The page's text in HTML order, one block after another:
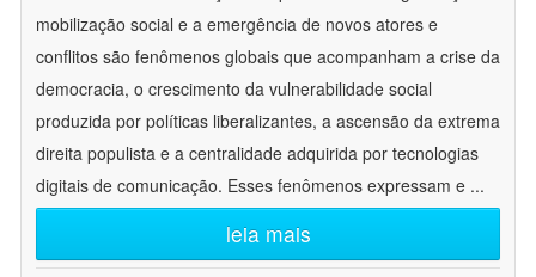
mobilização social e a emergência de novos atores e
conflitos são fenômenos globais que acompanham a crise da
democracia, o crescimento da vulnerabilidade social
produzida por políticas liberalizantes, a ascensão da extrema
direita populista e a centralidade adquirida por tecnologias
digitais de comunicação. Esses fenômenos expressam e ...
leia mais